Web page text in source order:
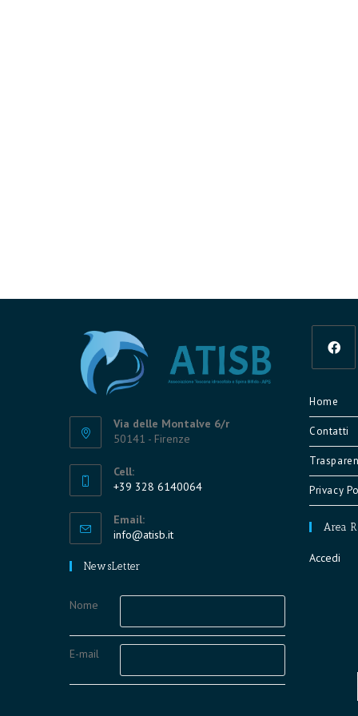
Via delle Montalve 6/r
50141 - Firenze
Cell:
+39 328 6140064
in
your
application
Email:
info@atisb.itOpens
NewsLetter
Nome
E-mail
in
a
new
tab
Home
Contatti
Privacy
Area
Accedi